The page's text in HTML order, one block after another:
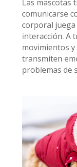
Las mascotas
comunicarse
corporal juega
interacción. A
movimientos
transmiten
problemas de